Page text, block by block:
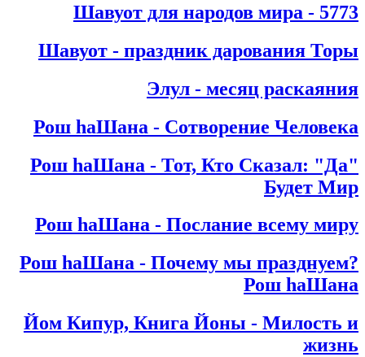
Шавуот для народов мира - 5773
Шавуот - праздник дарования Торы
Элул - месяц раскаяния
Рош hаШана - Сотворение Человека
"Рош hаШана - Тот, Кто Сказал: "Да
Будет Мир
Рош hаШана - Послание всему миру
?Рош hаШана - Почему мы празднуем
Рош hаШана
Йом Кипур, Книга Йоны - Милость и
жизнь